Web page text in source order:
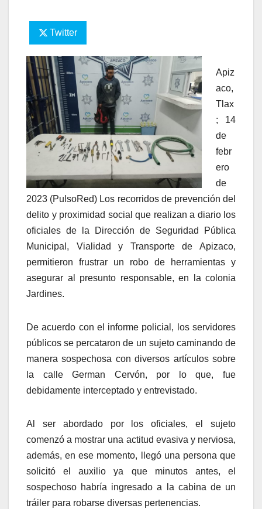
Twitter
Apiz
aco,
Tlax
; 14
de
febr
ero
de
2023 (PulsoRed) Los recorridos de prevención del
delito y proximidad social que realizan a diario los
oficiales de la Dirección de Seguridad Pública
Municipal, Vialidad y Transporte de Apizaco,
permitieron frustrar un robo de herramientas y
asegurar al presunto responsable, en la colonia
Jardines.
De acuerdo con el informe policial, los servidores
públicos se percataron de un sujeto caminando de
manera sospechosa con diversos artículos sobre
la calle German Cervón, por lo que, fue
debidamente interceptado y entrevistado.
Al ser abordado por los oficiales, el sujeto
comenzó a mostrar una actitud evasiva y nerviosa,
además, en ese momento, llegó una persona que
solicitó el auxilio ya que minutos antes, el
sospechoso habría ingresado a la cabina de un
tráiler para robarse diversas pertenencias.